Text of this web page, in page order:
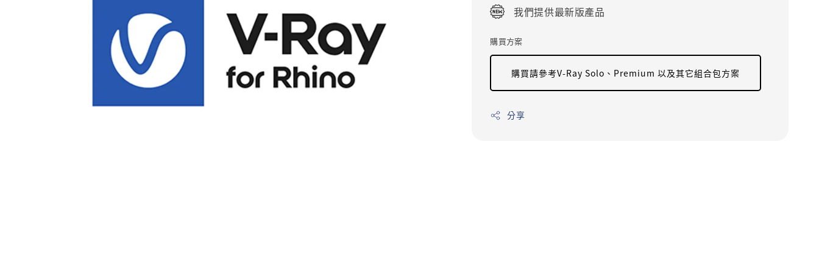
我們提供最新版產品
購買方案
購買請參考V-Ray Solo、Premium 以及其它組合包方案
分享